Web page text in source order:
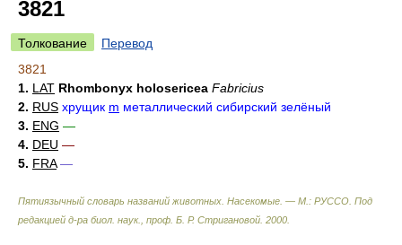
3821
Толкование
Перевод
3821
1. LAT Rhombonyx holosericea Fabricius
2. RUS хрущик m металлический сибирский зелёный
3. ENG —
4. DEU —
5. FRA —
Пятиязычный словарь названий животных. Насекомые. — М.: РУССО Под
редакцией д-ра биол. наук., проф. Б. Р. Стригановой 2000